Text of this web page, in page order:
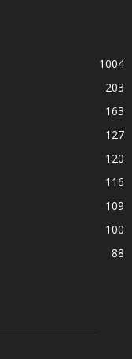
1004
203
163
127
120
116
109
100
88